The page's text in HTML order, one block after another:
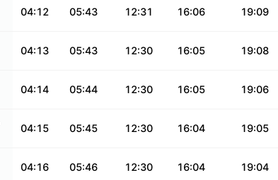
04:12 05:43 12:31 16:06 19:09
04:13 05:43 12:30 16:05 19:08
04:14 05:44 12:30 16:05 19:06
04:15 05:45 12:30 16:04 19:05
04:16 05:46 12:30 16:04 19:04